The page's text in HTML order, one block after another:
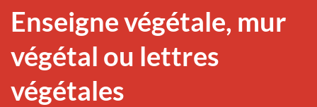
Enseigne végétale, mur
végétal ou lettres
végétales